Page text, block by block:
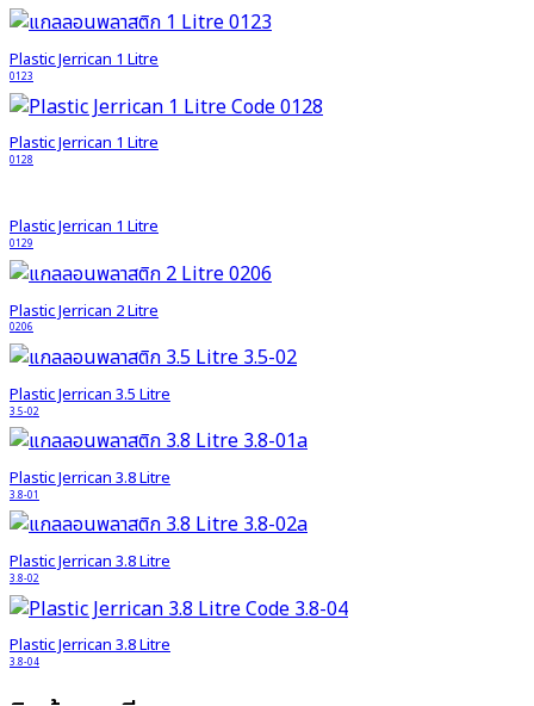
Plastic Jerrican 1 Litre
0123
Plastic Jerrican 1 Litre
0128
Plastic Jerrican 1 Litre
0129
Plastic Jerrican 2 Litre
0206
Plastic Jerrican 3.5 Litre
3.5-02
Plastic Jerrican 3.8 Litre
3.8-01
Plastic Jerrican 3.8 Litre
3.8-02
Plastic Jerrican 3.8 Litre
3.8-04